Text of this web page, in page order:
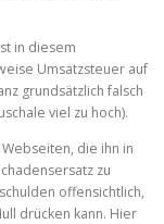
in diesem
Umsatzsteuer auf
grundsätzlich falsch
viel zu hoch).
die ihn in
zu
offensichtlich,
drücken kann. Hier